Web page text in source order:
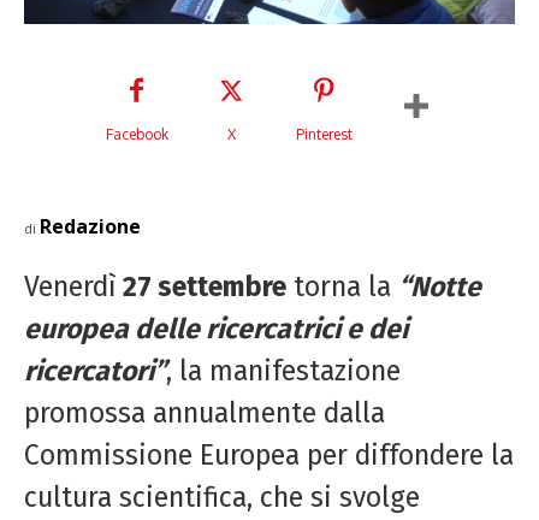
Facebook X Pinterest
di Redazione
Venerdì 27 settembre torna la “Notte
europea delle ricercatrici e dei
ricercatori”, la manifestazione
promossa annualmente dalla
Commissione Europea per diffondere la
cultura scientifica, che si svolge